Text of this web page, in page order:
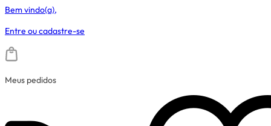
Bem vindo(a),
Entre oucadastre-se
Meus pedidos